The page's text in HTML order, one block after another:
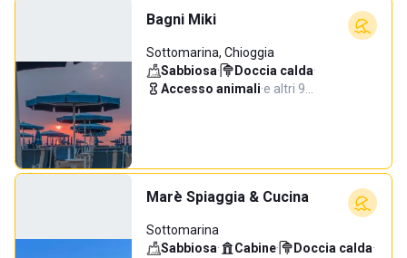
Bagni Miki
Sottomarina, Chioggia
Sabbiosa· Doccia calda·
Accesso animali·e altri 9…
Marè Spiaggia & Cucina
Sottomarina
Sabbiosa· Cabine· Doccia calda·